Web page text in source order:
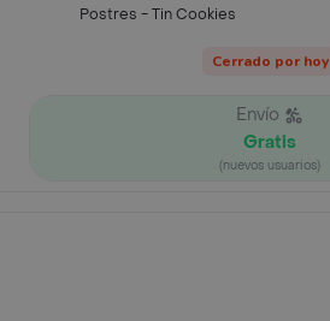
Postres - Tin Cookies
Cerrado por hoy
Envío
Gratis
(nuevos usuarios)